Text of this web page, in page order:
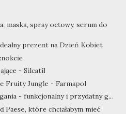
maska, spray octowy, serum do
prezent na Dzień Kobiet
- Silcatil
Fruity Jungle - Farmapol
- funkcjonalny i przydatny g...
które chciałabym mieć